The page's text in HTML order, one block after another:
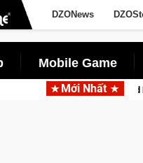
DZONews
Mobile Game
Mới Nhất
Beta Norse Saga: Cửu Giới